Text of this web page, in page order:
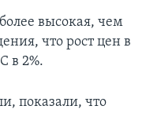
высокая, чем
что рост цен в
в 2%.
показали, что